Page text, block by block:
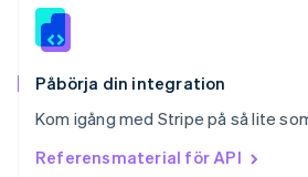
Påbörja din integration
Kom igång med Stripe på så lite
Referensmaterial för API
Storbritannien
Sverige
SvenskaEnglish
ไทยEnglish
English